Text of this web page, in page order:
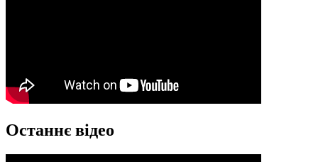
Останнє відео